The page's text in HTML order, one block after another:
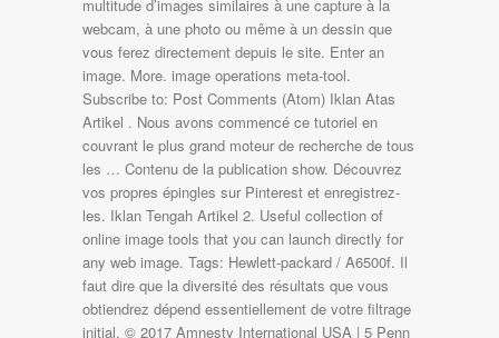
multitude d’images similaires à une capture à la
webcam, à une photo ou même à un dessin que
vous ferez directement depuis le site. Enter an
image. More. image operations meta-tool.
Subscribe to: Post Comments (Atom) Iklan Atas
Artikel . Nous avons commencé ce tutoriel en
couvrant le plus grand moteur de recherche de tous
les … Contenu de la publication show. Découvrez
vos propres épingles sur Pinterest et enregistrez-
les. Iklan Tengah Artikel 2. Useful collection of
online image tools that you can launch directly for
any web image. Tags: Hewlett-packard / A6500f. Il
faut dire que la diversité des résultats que vous
obtiendrez dépend essentiellement de votre filtrage
initial. © 2017 Amnesty International USA | 5 Penn